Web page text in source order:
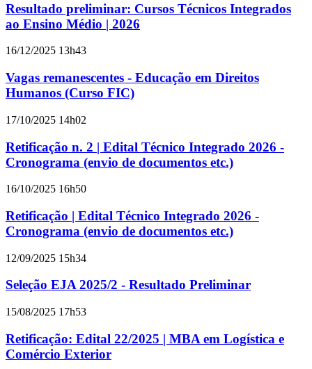
Resultado preliminar: Cursos Técnicos Integrados
ao Ensino Médio | 2026
16/12/2025 13h43
Vagas remanescentes - Educação em Direitos
Humanos (Curso FIC)
17/10/2025 14h02
Retificação n. 2 | Edital Técnico Integrado 2026 -
Cronograma (envio de documentos etc.)
16/10/2025 16h50
Retificação | Edital Técnico Integrado 2026 -
Cronograma (envio de documentos etc.)
12/09/2025 15h34
Seleção EJA 2025/2 - Resultado Preliminar
15/08/2025 17h53
Retificação: Edital 22/2025 | MBA em Logística e
Comércio Exterior